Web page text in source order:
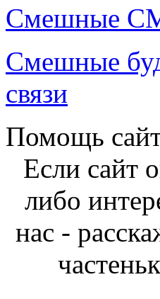
Смешные
Смешные
связи
Помощь
Если сайт
либо
нас -